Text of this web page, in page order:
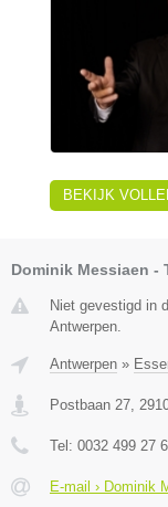
BEKIJK
Dominik Messiaen -
Niet gevestigd in
Antwerpen.
Antwerpen »
Postbaan 27
Tel: 0032 499 27
E-mail › Dominik